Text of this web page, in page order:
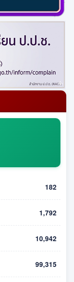
182
1,792
10,942
99,315